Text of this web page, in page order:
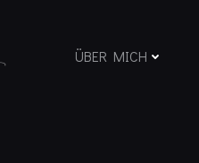
ÜBER MICH